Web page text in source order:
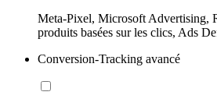
Meta-Pixel, Microsoft Advertising,
produits basées sur les clics, Ads
Conversion-Tracking avancé